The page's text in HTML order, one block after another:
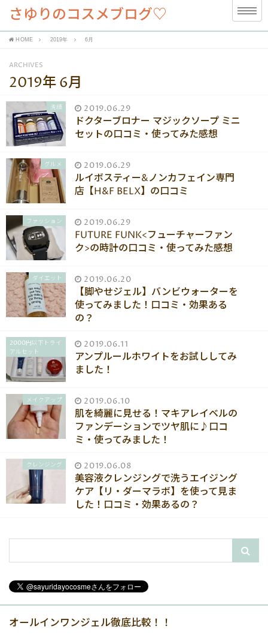
さゆりのコスメブログ♡
HOME 2019年 6月
ARCHIVES
2019年 6月
洗顔 2019.06.29
ドクターブロナー マジックソープ ミニ
セットの口コミ・使ってみた感想
グルメ 2019.06.29
ルイボスティー&ノンカフェイン専門
店【H&F BELX】の口コミ
ファッション 2019.06.29
FUTURE FUNK<フューチャーファン
ク>の時計の口コミ・使ってみた感想
ダイエット 2019.06.20
【脚やせジェル】バンビウォーターを
使ってみました！口コミ・効果ある
の？
2000円以下トライ
アルセット
2019.06.11
アンプルールホワイトをお試ししてみ
ました！
メイクアップ 2019.06.10
肌を綺麗に見せる！マキアレイベルの
ファンデーションでツヤ肌に♪口コ
ミ・使ってみました！
クレンジング 2019.06.08
美容液クレンジングで洗うエイジング
ケア【リ・ダーマラボ】を使って見ま
した！口コミ・効果あるの？
オールインワンジェル徹底比較！！